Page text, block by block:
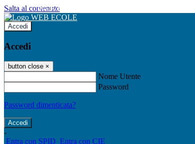
Salta al contenuto
WEB ECOLE
Accedi
Accedi
button close ×
Nome Utente
Password
Password dimenticata?
-
Entra con SPID Entra con CIE